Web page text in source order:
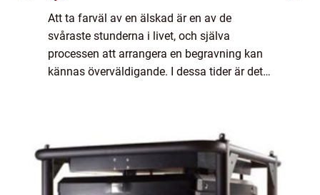
Att ta farväl av en älskad är en av de
svåraste stunderna i livet, och själva
processen att arrangera en begravning kan
kännas överväldigande. I dessa tider är det